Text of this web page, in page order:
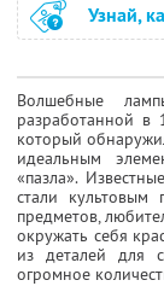
Узнай,
Волшебные
разработанной в
который
идеальным
«пазла».
стали культовым
предметов,
окружать себя
из деталей для
огромное